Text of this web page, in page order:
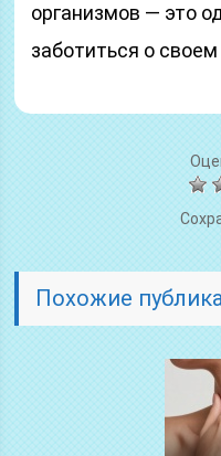
организмов — это
заботиться о
Похожие